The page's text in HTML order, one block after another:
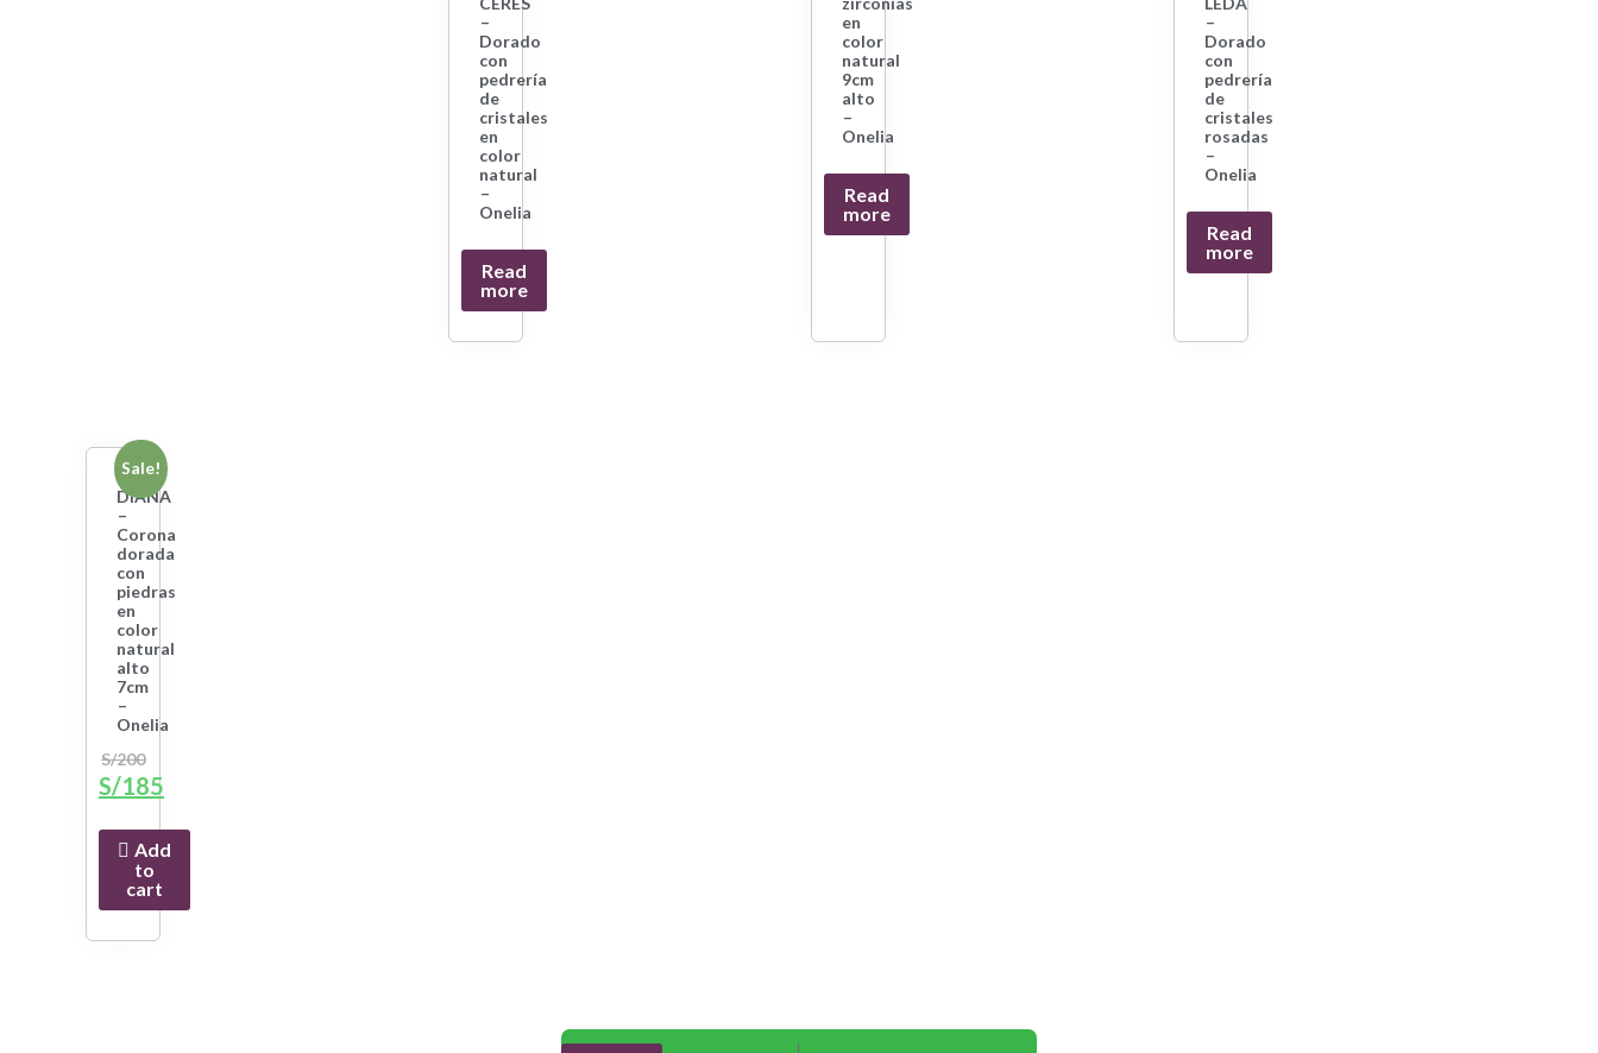
–
Dorado
con
pedrería
de
cristales
en
color
natural
–
Onelia
Read
more
en
color
natural
9cm
alto
–
Onelia
Read
more
–
Dorado
con
pedrería
de
cristales
rosadas
–
Onelia
Read
more
Sale!
DIANA
–
Corona
dorada
con
piedras
en
color
natural
alto
7cm
–
Onelia
S/200
S/185
Add
to
cart